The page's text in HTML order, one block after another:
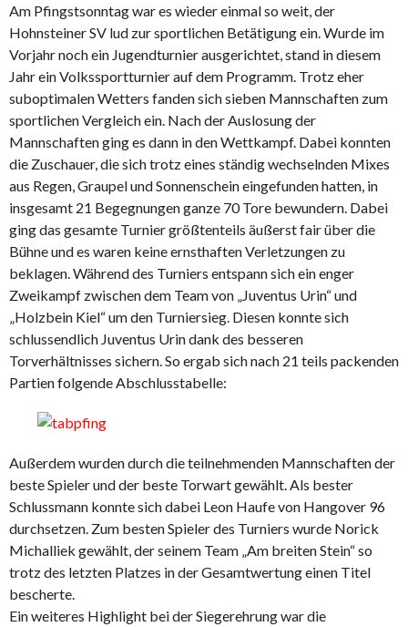
Am Pfingstsonntag war es wieder einmal so weit, der
Hohnsteiner SV lud zur sportlichen Betätigung ein. Wurde im
Vorjahr noch ein Jugendturnier ausgerichtet, stand in diesem
Jahr ein Volkssportturnier auf dem Programm. Trotz eher
suboptimalen Wetters fanden sich sieben Mannschaften zum
sportlichen Vergleich ein. Nach der Auslosung der
Mannschaften ging es dann in den Wettkampf. Dabei konnten
die Zuschauer, die sich trotz eines ständig wechselnden Mixes
aus Regen, Graupel und Sonnenschein eingefunden hatten, in
insgesamt 21 Begegnungen ganze 70 Tore bewundern. Dabei
ging das gesamte Turnier größtenteils äußerst fair über die
Bühne und es waren keine ernsthaften Verletzungen zu
beklagen. Während des Turniers entspann sich ein enger
Zweikampf zwischen dem Team von „Juventus Urin“ und
„Holzbein Kiel“ um den Turniersieg. Diesen konnte sich
schlussendlich Juventus Urin dank des besseren
Torverhältnisses sichern. So ergab sich nach 21 teils packenden
Partien folgende Abschlusstabelle:
Außerdem wurden durch die teilnehmenden Mannschaften der
beste Spieler und der beste Torwart gewählt. Als bester
Schlussmann konnte sich dabei Leon Haufe von Hangover 96
durchsetzen. Zum besten Spieler des Turniers wurde Norick
Michalliek gewählt, der seinem Team „Am breiten Stein“ so
trotz des letzten Platzes in der Gesamtwertung einen Titel
bescherte.
Ein weiteres Highlight bei der Siegerehrung war die